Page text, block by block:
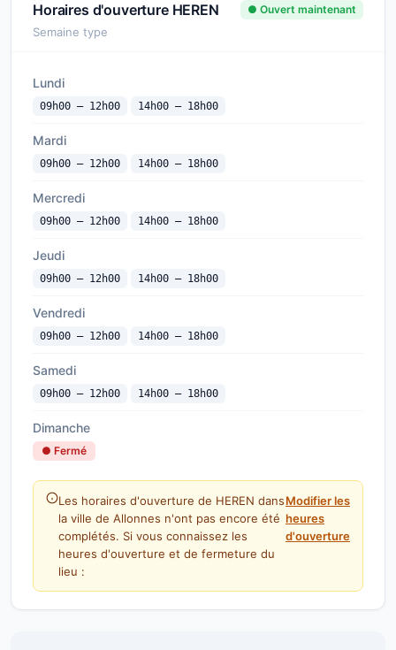
Horaires d'ouverture HEREN ● Ouvert maintenant
Semaine type
Lundi
09h00 — 12h00 14h00 — 18h00
Mardi
09h00 — 12h00 14h00 — 18h00
Mercredi
09h00 — 12h00 14h00 — 18h00
Jeudi
09h00 — 12h00 14h00 — 18h00
Vendredi
09h00 — 12h00 14h00 — 18h00
Samedi
09h00 — 12h00 14h00 — 18h00
Dimanche
● Fermé
Les horaires d'ouverture de HEREN dans
la ville de Allonnes n'ont pas encore été
complétés. Si vous connaissez les
heures d'ouverture et de fermeture du
lieu :
Modifier les
heures
d'ouverture